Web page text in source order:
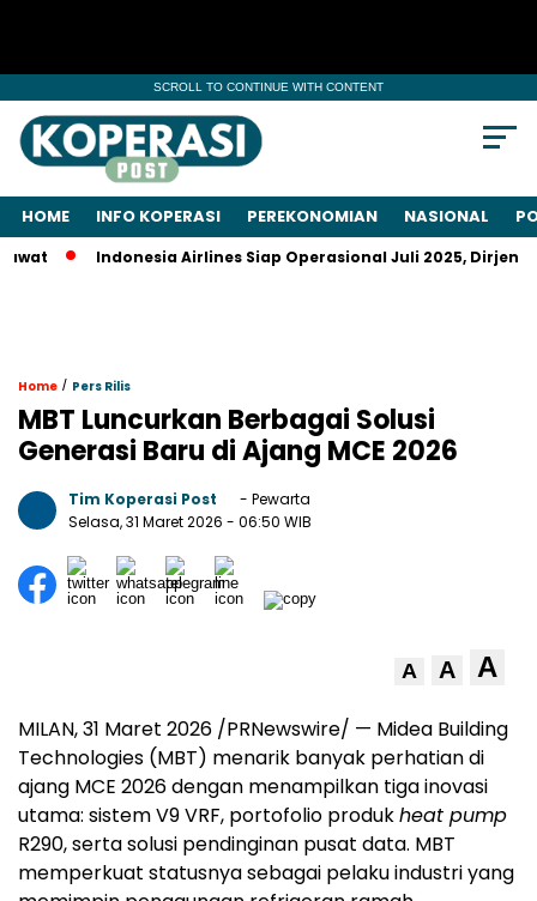
SCROLL TO CONTINUE WITH CONTENT
HOME INFO KOPERASI PEREKONOMIAN NASIONAL
Indonesia Airlines Siap Operasional Juli 2025, Dirjen
Home / Pers Rilis
MBT Luncurkan Berbagai Solusi
Generasi Baru di Ajang MCE 2026
Tim Koperasi Post
- Pewarta
Selasa, 31 Maret 2026 - 06:50 WIB
A A A
MILAN,31 Maret 2026 /PRNewswire/ — Midea Building
Technologies (MBT) menarik banyak perhatian di
ajang MCE 2026 dengan menampilkan tiga inovasi
utama: sistem V9 VRF, portofolio produkheat pump
R290, serta solusi pendinginan pusat data. MBT
memperkuat statusnya sebagai pelaku industri yang